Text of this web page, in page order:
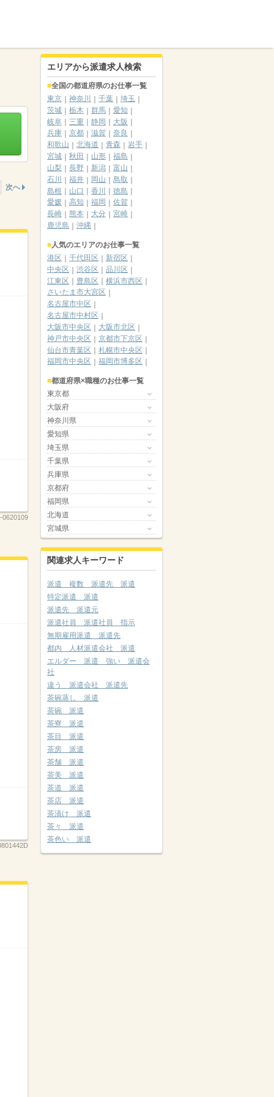
次へ
0620109
エリアから派遣求人検索
全国の都道府県のお仕事一覧
東京
神奈川 千葉
埼玉
茨城
栃木 群馬
愛知
岐阜
三重 静岡
大阪
兵庫
京都 滋賀
奈良
和歌山
北海道 青森
岩手
宮城
秋田 山形
福島
山梨
長野 新潟
富山
石川
福井 岡山
鳥取
島根
山口 香川
徳島
愛媛
高知 福岡
佐賀
長崎
熊本 大分
宮崎
鹿児島
沖縄
人気のエリアのお仕事一覧
港区
千代田区
新宿区
中央区
渋谷区
品川区
江東区
豊島区
横浜市西区
さいたま市大宮区
名古屋市中区
名古屋市中村区
大阪市中央区
大阪市北区
神戸市中央区
京都市下京区
仙台市青葉区
札幌市中央区
福岡市中央区
福岡市博多区
都道府県×職種のお仕事一覧
東京都
大阪府
神奈川県
愛知県
埼玉県
千葉県
兵庫県
京都府
福岡県
北海道
宮城県
関連求人キーワード
派遣 複数 派遣先 派遣
特定派遣 派遣
派遣先 派遣元
派遣社員 派遣社員 指示
無期雇用派遣 派遣先
都内 人材派遣会社 派遣
エルダー 派遣 強い 派遣会
社
違う 派遣会社 派遣先
茶碗蒸し 派遣
茶碗 派遣
茶寮 派遣
茶目 派遣
茶房 派遣
茶舗 派遣
茶美 派遣
茶道 派遣
茶店 派遣
茶漬け 派遣
茶々 派遣
茶色い 派遣